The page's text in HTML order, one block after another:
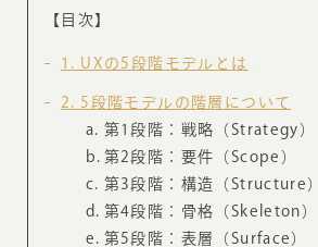
【目次】
1 UXの5段階モデルとは
2
5段階モデルの階層について
第1段階：戦略（Strategy）
第2段階：要件（Scope）
第3段階：構造（Structure）
第4段階：骨格（Skeleton）
第5段階：表層（Surface）